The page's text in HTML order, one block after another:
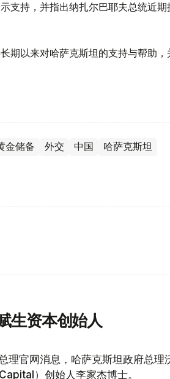
支持，并指出纳扎尔巴耶夫总统近
期以来对哈萨克斯坦的支持与帮助
金储备 外交 中国 哈萨克斯坦
生资本创始人
理官网消息，哈萨克斯坦政府总理
）创始人李家杰博士。